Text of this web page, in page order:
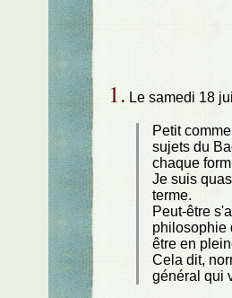
1. Le samedi 18
Petit
sujets du
chaque
Je suis
terme.
Peut-être
philosophie
être en
Cela dit,
général qui